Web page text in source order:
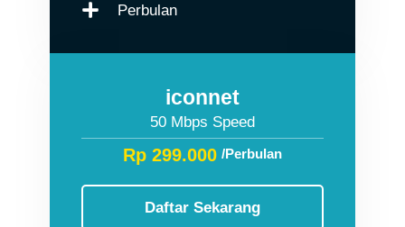
Perbulan
iconnet
50 Mbps Speed
Rp 299.000 /Perbulan
Daftar Sekarang